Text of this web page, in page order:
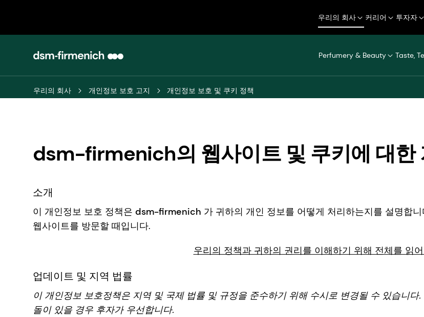
우리의 회사 커리어 투자자
Perfumery & Beauty Taste,
우리의 회사 개인정보 보호 고지 개인정보 보호 및 쿠키 정책
dsm-firmenich의 웹사이트 및 쿠키에 대한
소개
이 개인정보 보호 정책은 dsm-firmenich 가 귀하의 개인 정보를 어떻게 처리하는지를 설명합
웹사이트를 방문할 때입니다.
우리의 정책과 귀하의 권리를 이해하기 위해 전체를 읽
업데이트 및 지역 법률
이 개인정보 보호정책은 지역 및 국제 법률 및 규정을 준수하기 위해 수시로 변경될 수 있습니
돌이 있을 경우 후자가 우선합니다.